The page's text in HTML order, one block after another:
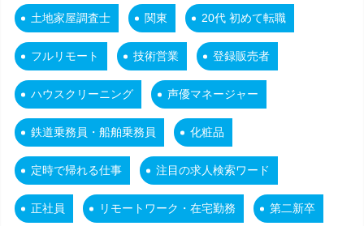
土地家屋調査士 関東 20代 初めて転職
フルリモート 技術営業 登録販売者
ハウスクリーニング 声優マネージャー
鉄道乗務員・船舶乗務員 化粧品
定時で帰れる仕事 注目の求人検索ワード
正社員 リモートワーク・在宅勤務 第二新卒